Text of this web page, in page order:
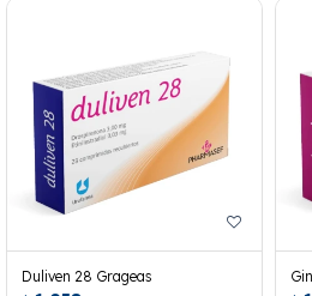
Duliven 28 Grageas